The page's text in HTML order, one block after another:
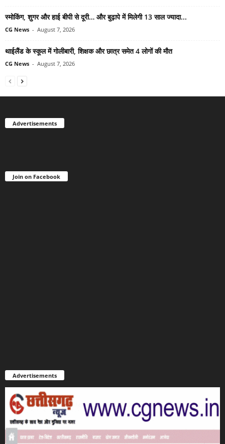
स्मोकिंग, शुगर और हाई बीपी से दूरी… और बुढ़ापे में मिलेगी 13 साल ज्यादा...
CG News - August 7, 2026
थाईलैंड के स्कूल में गोलीबारी, शिक्षक और छात्र समेत 4 लोगों की मौत
CG News - August 7, 2026
Advertisements
Join on Facebook
Advertisements